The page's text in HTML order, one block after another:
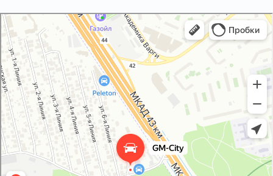
GM-City&VAG-Repair
Автосервис, автотехцентр в Москве
Магазин автозапчастей и автотоваров в Москве